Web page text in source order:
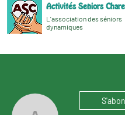
Activités Seniors
L'association des séniors
dynamiques